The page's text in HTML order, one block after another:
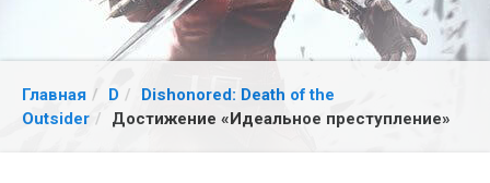
Главная D
Dishonored: Death of the
Outsider
Достижение «Идеальное преступление»